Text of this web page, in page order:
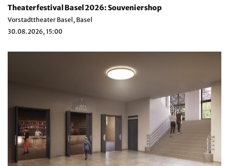
Theaterfestival Basel 2026: Souveniershop
Vorstadttheater Basel, Basel
30.08.2026, 15:00